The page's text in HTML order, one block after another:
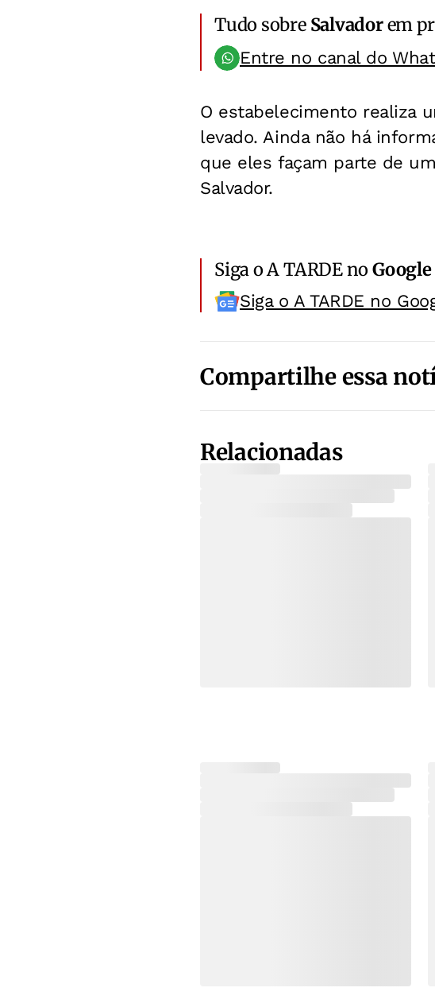
Tudo sobre Salvadorem
Entre no canal do
O estabelecimento realiza
levado. Ainda não há
que eles façam parte de
Salvador.
Siga o A TARDE no
Siga o A TARDE no
Compartilhe essa
Relacionadas